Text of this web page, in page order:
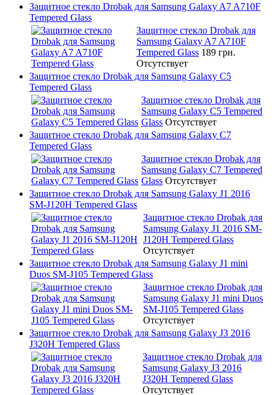
Защитное стекло Drobak для Samsung Galaxy A7 A710F
Tempered Glass
Защитное стекло Drobak для
Samsung Galaxy A7 A710F
Tempered Glass 189 грн.
Отсутствует
Защитное стекло Drobak для Samsung Galaxy C5
Tempered Glass
Защитное стекло Drobak для
Samsung Galaxy C5 Tempered
Glass Отсутствует
Защитное стекло Drobak для Samsung Galaxy C7
Tempered Glass
Защитное стекло Drobak для
Samsung Galaxy C7 Tempered
Glass Отсутствует
Защитное стекло Drobak для Samsung Galaxy J1 2016
SM-J120H Tempered Glass
Защитное стекло Drobak для
Samsung Galaxy J1 2016 SM-
J120H Tempered Glass
Отсутствует
Защитное стекло Drobak для Samsung Galaxy J1 mini
Duos SM-J105 Tempered Glass
Защитное стекло Drobak для
Samsung Galaxy J1 mini Duos
SM-J105 Tempered Glass
Отсутствует
Защитное стекло Drobak для Samsung Galaxy J3 2016
J320H Tempered Glass
Защитное стекло Drobak для
Samsung Galaxy J3 2016
J320H Tempered Glass
Отсутствует